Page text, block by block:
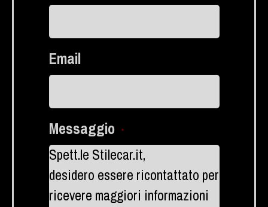
Email
Messaggio *